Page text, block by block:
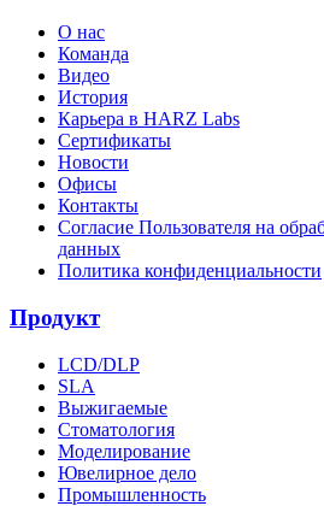
О нас
Команда
Видео
История
Карьера в HARZ Labs
Сертификаты
Новости
Офисы
Контакты
Согласие Пользователя на
данных
Политика конфиденциальности
Продукт
LCD/DLP
SLA
Выжигаемые
Стоматология
Моделирование
Ювелирное дело
Промышленность